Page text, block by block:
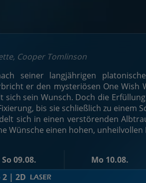
Cooper Tomlinson
seiner langjährigen
er den mysteriösen One Wish
sein Wunsch. Doch die
bis sie schließlich zu einem
sich in einen verstörenden
Wünsche einen hohen,
So 09.08. Mo 10.08.
2 | 2D